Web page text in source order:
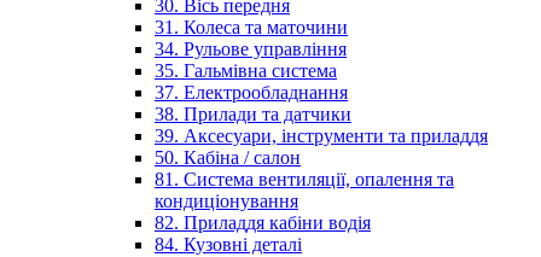
30. Вісь передня
31. Колеса та маточини
34. Рульове управління
35. Гальмівна система
37. Електрообладнання
38. Прилади та датчики
39. Аксесуари, інструменти та приладдя
50. Кабіна / салон
81. Система вентиляції, опалення та
кондиціонування
82. Приладдя кабіни водія
84. Кузовні деталі